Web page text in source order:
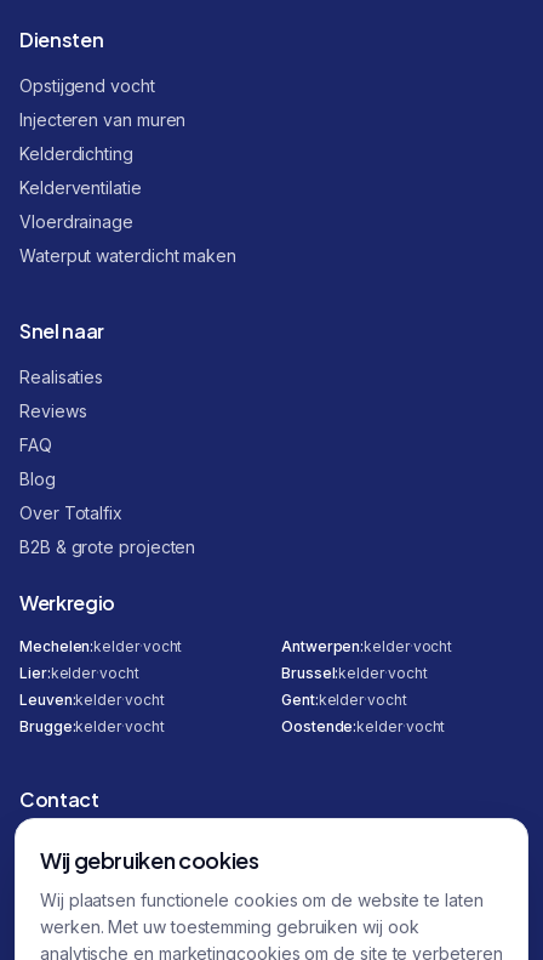
Diensten
Opstijgend vocht
Injecteren van muren
Kelderdichting
Kelderventilatie
Vloerdrainage
Waterput waterdicht maken
Snel naar
Realisaties
Reviews
FAQ
Blog
Over Totalfix
B2B & grote projecten
Werkregio
Mechelen:kelder·vocht Antwerpen:kelder·vocht
Lier:kelder·vocht Brussel:kelder·vocht
Leuven:kelder·vocht Gent:kelder·vocht
Brugge:kelder·vocht Oostende:kelder·vocht
Contact
2800 Mechelen
0471 12 30 00
0470 87 32 45
Wij gebruiken cookies
Wij plaatsen functionele cookies om de website te laten
werken. Met uw toestemming gebruiken wij ook
analytische en marketingcookies om de site te verbeteren